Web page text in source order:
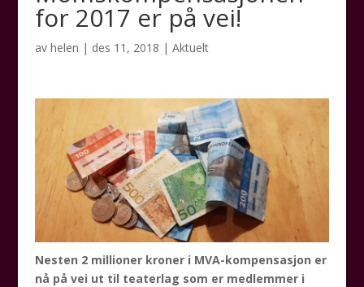
for 2017 er på vei!
av helen | des 11, 2018 | Aktuelt
Nesten 2 millioner kroner i MVA-kompensasjon er
nå på vei ut til teaterlag som er medlemmer i